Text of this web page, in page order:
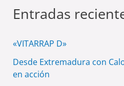
Entradas
«VITARRAP D»
Desde Extremadura con
en acción